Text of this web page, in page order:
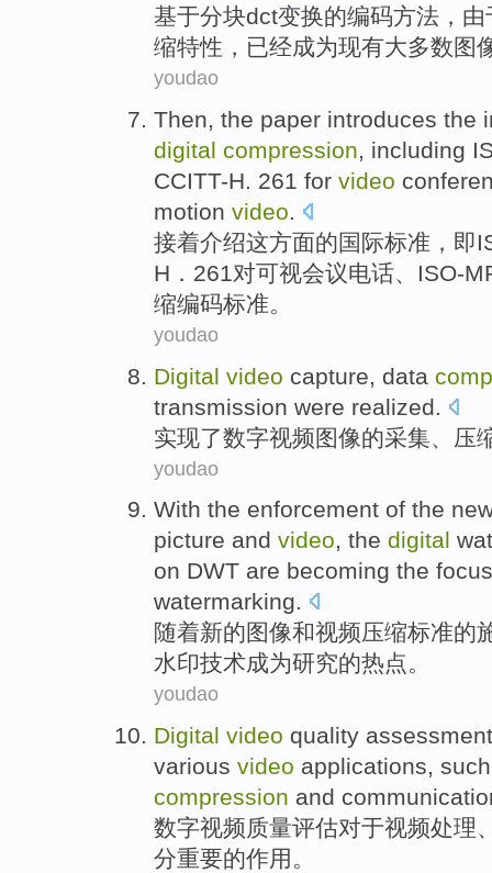
基于分块dct变换的编码方法 ， 由
缩特性 ， 已经成为现有大多数图
youdao
Then, the paper introduces the
digital compression, including
CCITT-H. 261 for video
motion video.
接着介绍这方面的国际标准 ，即
H．261对可视会议电话、ISO-
缩编码标准。
youdao
Digital video capture data
transmission were realized
实现了数字视频图像的采集 压
youdao
With the enforcement of the
picture and video, the digital
on DWT are becoming the focus
watermarking.
随着新的图像和视频压缩标准的
水印技术成为研究的热点。
youdao
Digital video quality assessment
various video applications, such
compression and
数字视频质量评估对于视频处理
分重要的作用 。